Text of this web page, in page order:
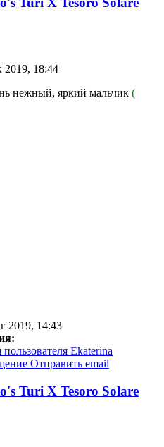
2019, 18:44
нежный, яркий мальчик (
2019, 14:43
Ekaterina
Отправить email
Turi X Tesoro Solare